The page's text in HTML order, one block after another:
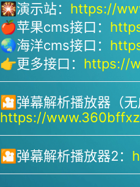
🎇演示站： https://
🍎苹果cms接口：
🌏海洋cms接口：
👉更多接口： https://
🎦弹幕解析播放器（无
https://
🎦弹幕解析播放器2：